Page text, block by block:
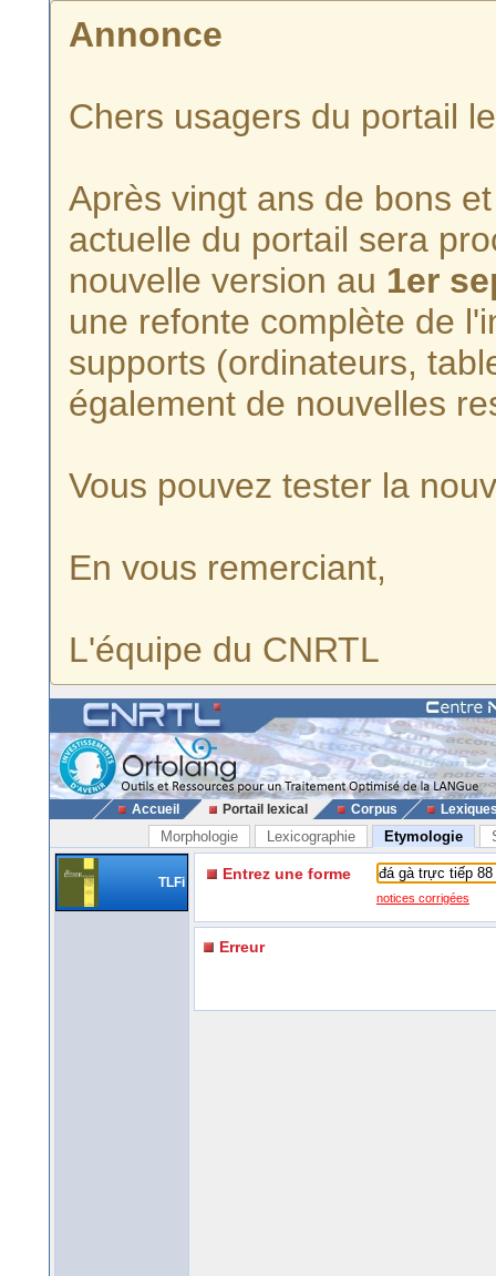
Annonce
Chers usagers du portail
Après vingt ans de bons
actuelle du portail sera
nouvelle version au 1er
une refonte complète de
supports (ordinateurs,
également de nouvelles
Vous pouvez tester la
En vous remerciant,
L'équipe du CNRTL
Accueil Portail lexical Corpus
Morphologie Lexicographie Etymologie
TLFi Entrez une forme
notices corrigées
Erreur